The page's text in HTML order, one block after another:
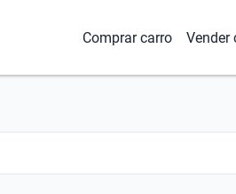
Comprar carro Vender